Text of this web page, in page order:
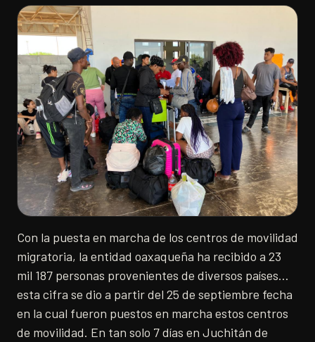
Con la puesta en marcha de los centros de movilidad
migratoria, la entidad oaxaqueña ha recibido a 23
mil 187 personas provenientes de diversos países…
esta cifra se dio a partir del 25 de septiembre fecha
en la cual fueron puestos en marcha estos centros
de movilidad. En tan solo 7 días en Juchitán de